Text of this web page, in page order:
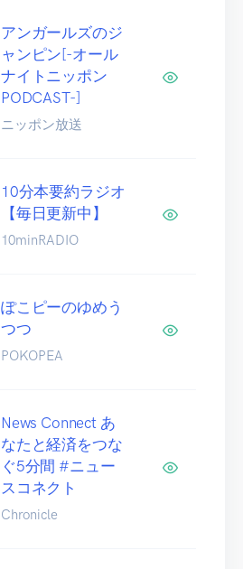
アンガールズのジ
ャンピン[-オール
ナイトニッポン
PODCAST-]
ニッポン放送
10分本要約ラジオ
【毎日更新中】
10minRADIO
ぽこピーのゆめう
つつ
POKOPEA
News Connect あ
なたと経済をつな
ぐ5分間 #ニュー
スコネクト
Chronicle